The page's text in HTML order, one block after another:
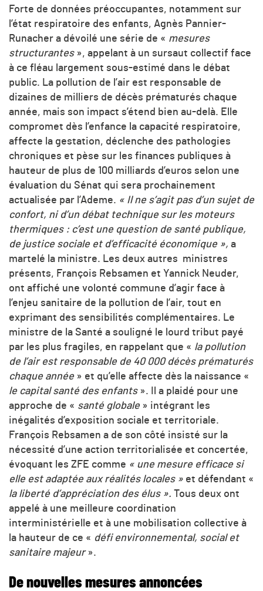
Forte de données préoccupantes, notamment sur
l’état respiratoire des enfants, Agnès Pannier-
Runacher a dévoilé une série de « mesures
structurantes», appelant à un sursaut collectif face
à ce fléau largement sous-estimé dans le débat
public. La pollution de l’air est responsable de
dizaines de milliers de décès prématurés chaque
année, mais son impact s’étend bien au-delà. Elle
compromet dès l’enfance la capacité respiratoire,
affecte la gestation, déclenche des pathologies
chroniques et pèse sur les finances publiques à
hauteur de plus de 100 milliards d’euros selon une
évaluation du Sénat qui sera prochainement
actualisée par l’Ademe. « Il ne s’agit pas d’un sujet de
confort, ni d’un débat technique sur les moteurs
thermiques : c’est une question de santé publique,
de justice sociale et d’efficacité économique », a
martelé la ministre. Les deux autres ministres
présents, François Rebsamen et Yannick Neuder,
ont affiché une volonté commune d’agir face à
l’enjeu sanitaire de la pollution de l’air, tout en
exprimant des sensibilités complémentaires. Le
ministre de la Santé a souligné le lourd tribut payé
par les plus fragiles, en rappelant que « la pollution
de l’air est responsable de 40 000 décès prématurés
chaque année » et qu’elle affecte dès la naissance «
le capital santé des enfants». Il a plaidé pour une
approche de « santé globale » intégrant les
inégalités d’exposition sociale et territoriale.
François Rebsamen a de son côté insisté sur la
nécessité d’une action territorialisée et concertée,
évoquant les ZFE comme « une mesure efficace si
elle est adaptée aux réalités locales » et défendant «
la liberté d’appréciation des élus ». Tous deux ont
appelé à une meilleure coordination
interministérielle et à une mobilisation collective à
la hauteur de ce « défi environnemental, social et
sanitaire majeur».
De nouvelles mesures annoncées